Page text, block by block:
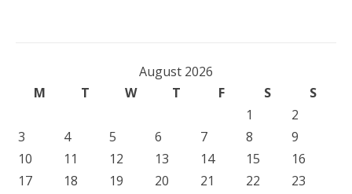
August 2026
M
T W T F S
S
1
2
3
4 5 6 7 8
9
10
11 12 13 14 15
16
17
18 19 20 21 22 23